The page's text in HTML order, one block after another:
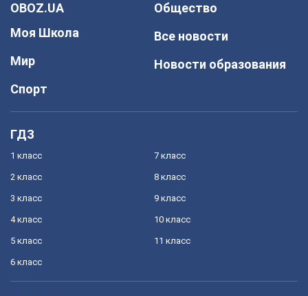
OBOZ.UA
Моя Школа
Мир
Спорт
Общество
Все новости
Новости образования
ГДЗ
1 класс
2 класс
3 класс
4 класс
5 класс
6 класс
7 класс
8 класс
9 класс
10 класс
11 класс